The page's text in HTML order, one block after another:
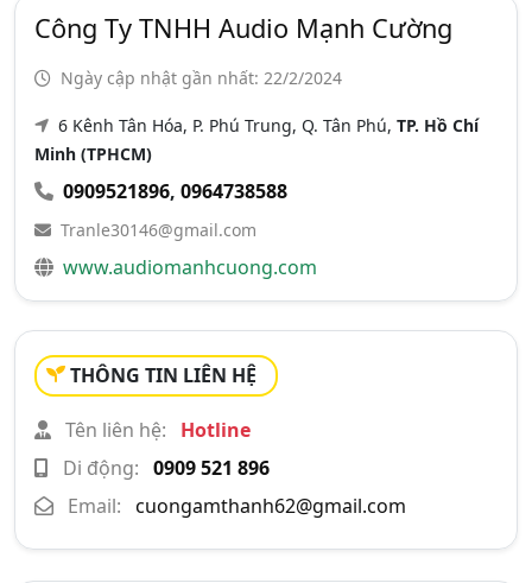
Công Ty TNHH Audio Mạnh Cường
Ngày cập nhật gần nhất: 22/2/2024
6 Kênh Tân Hóa, P. Phú Trung, Q. Tân Phú, TP. Hồ Chí
Minh (TPHCM)
0909521896, 0964738588
Tranle30146@gmail.com
www.audiomanhcuong.com
THÔNG TIN LIÊN HỆ
Tên liên hệ:
Hotline
Di động: 0909 521 896
Email: cuongamthanh62@gmail.com